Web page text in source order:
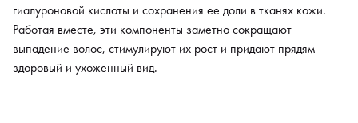
гиалуроновой кислоты и сохранения ее доли в тканях кожи.
Работая вместе, эти компоненты заметно сокращают
выпадение волос, стимулируют их рост и придают прядям
здоровый и ухоженный вид.